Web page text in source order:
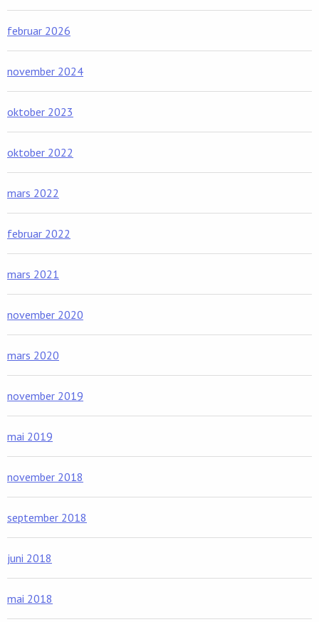
februar 2026
november 2024
oktober 2023
oktober 2022
mars 2022
februar 2022
mars 2021
november 2020
mars 2020
november 2019
mai 2019
november 2018
september 2018
juni 2018
mai 2018